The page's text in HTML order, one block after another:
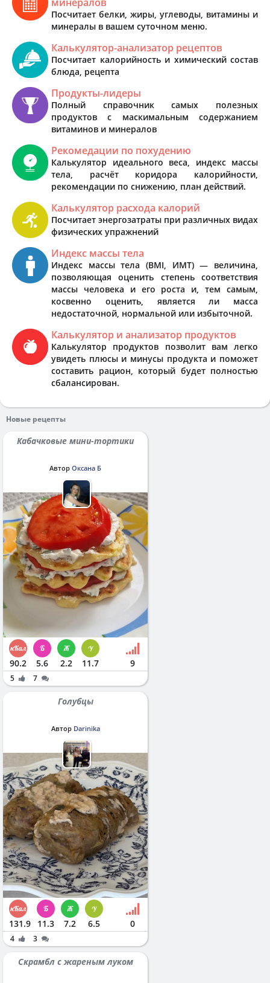
Посчитает белки, жиры, углеводы, витамины и
минералы в вашем суточном меню.
Калькулятор-анализатор рецептов
Посчитает калорийность и химический состав
блюда, рецепта
Продукты-лидеры
Полный справочник самых полезных
продуктов с маскимальным содержанием
витаминов и минералов
Рекомедации по похудению
Калькулятор идеального веса, индекс массы
тела, расчёт коридора калорийности,
рекомендации по снижению, план действий.
Калькулятор расхода калорий
Посчитает энергозатраты при различных видах
физических упражнений
Индекс массы тела
Индекс массы тела (BMI, ИМТ) — величина,
позволяющая оценить степень соответствия
массы человека и его роста и, тем самым,
косвенно оценить, является ли масса
недостаточной, нормальной или избыточной.
Калькулятор и анализатор продуктов
Калькулятор продуктов позволит вам легко
увидеть плюсы и минусы продукта и поможет
составить рацион, который будет полностью
сбалансирован.
Новые рецепты
Кабачковые мини-тортики
Автор Оксана Б
90.2 5.6 2.2 11.7 9
5 7
Голубцы
Автор Darinika
131.9 11.3 7.2 6.5 0
4 3
Скрамбл с жареным луком